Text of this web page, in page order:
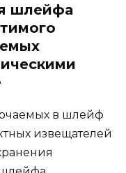
шлейфа
в шлейф
извещателей